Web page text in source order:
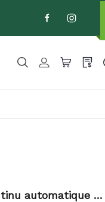
automatique s